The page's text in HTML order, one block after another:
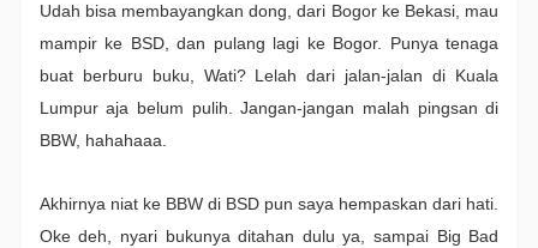
Udah bisa membayangkan dong, dari Bogor ke Bekasi, mau
mampir ke BSD, dan pulang lagi ke Bogor. Punya tenaga
buat berburu buku, Wati? Lelah dari jalan-jalan di Kuala
Lumpur aja belum pulih. Jangan-jangan malah pingsan di
BBW, hahahaaa.
Akhirnya niat ke BBW di BSD pun saya hempaskan dari hati.
Oke deh, nyari bukunya ditahan dulu ya, sampai Big Bad